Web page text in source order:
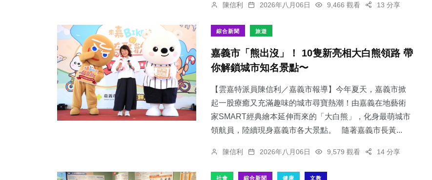
陳信利 2026年八月06日 9,466 觀看 13 分享
綜合新聞 旅遊
嘉義市「熊出沒」！ 10隻新亮相大白熊領路 帶
你解鎖城市知名景點〜
【雲嘉特派員陳信利／嘉義市報導】今年夏天，嘉義市掀
起一股療癒又充滿趣味的城市尋寶熱潮！由嘉義在地藝術
家SMART經典繪本延伸而來的「大白熊」，化身最萌城市
領航員，陸續現身嘉義市各大景點。 隨著嘉義市長黃...
陳信利 2026年八月06日 9,579 觀看 14 分享
社會 綜合新聞 健康 文教
農業 社會